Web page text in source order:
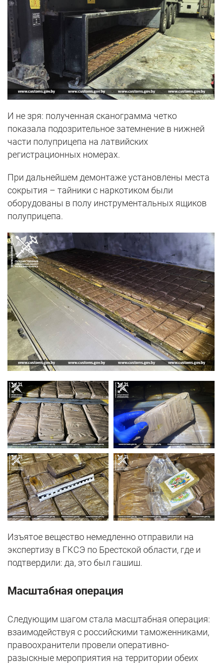
И не зря: полученная сканограмма четко
показала подозрительное затемнение в нижней
части полуприцепа на латвийских
регистрационных номерах.
При дальнейшем демонтаже установлены места
сокрытия – тайники с наркотиком были
оборудованы в полу инструментальных ящиков
полуприцепа.
Изъятое вещество немедленно отправили на
экспертизу в ГКСЭ по Брестской области, где и
подтвердили: да, это был гашиш.
Масштабная операция
Следующим шагом стала масштабная операция:
взаимодействуя с российскими таможенниками,
правоохранители провели оперативно-
разыскные мероприятия на территории обеих